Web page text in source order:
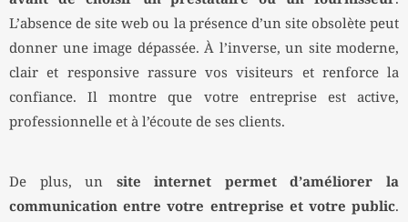
L’absence de site web ou la présence d’un site obsolète peut
donner une image dépassée. À l’inverse, un site moderne,
clair et responsive rassure vos visiteurs et renforce la
confiance. Il montre que votre entreprise est active,
professionnelle et à l’écoute de ses clients.
De plus, un site internet permet d’améliorer la
communication entre votre entreprise et votre public.